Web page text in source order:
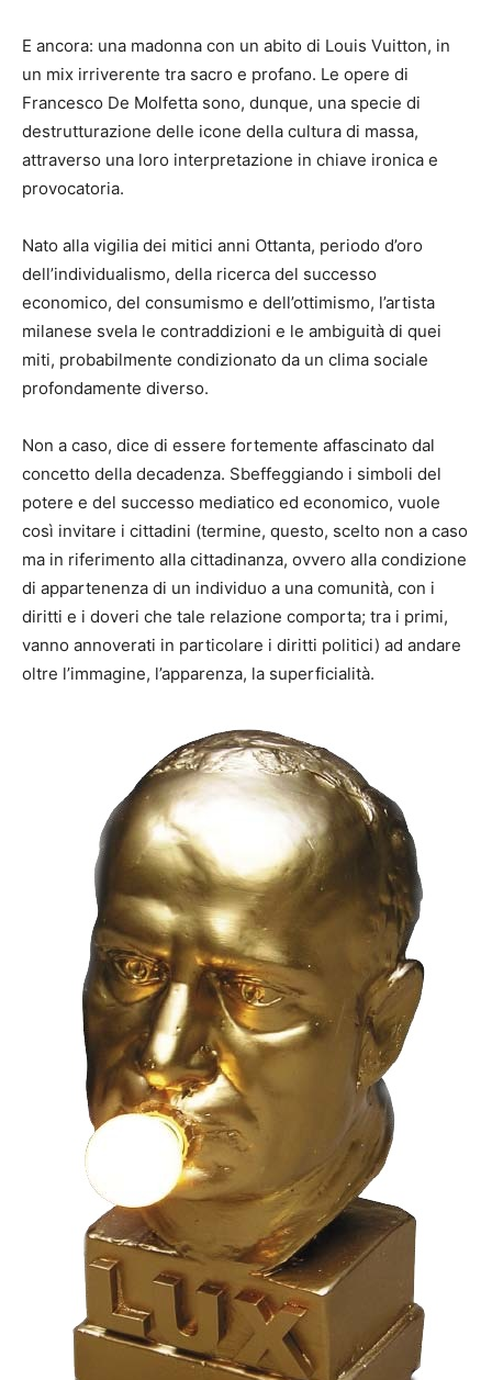
E ancora: una madonna con un abito di Louis Vuitton, in
un mix irriverente tra sacro e profano. Le opere di
Francesco De Molfetta sono, dunque, una specie di
destrutturazione delle icone della cultura di massa,
attraverso una loro interpretazione in chiave ironica e
provocatoria.
Nato alla vigilia dei mitici anni Ottanta, periodo d’oro
dell’individualismo, della ricerca del successo
economico, del consumismo e dell’ottimismo, l’artista
milanese svela le contraddizioni e le ambiguità di quei
miti, probabilmente condizionato da un clima sociale
profondamente diverso.
Non a caso, dice di essere fortemente affascinato dal
concetto della decadenza. Sbeffeggiando i simboli del
potere e del successo mediatico ed economico, vuole
così invitare i cittadini (termine, questo, scelto non a caso
ma in riferimento alla cittadinanza, ovvero alla condizione
di appartenenza di un individuo a una comunità, con i
diritti e i doveri che tale relazione comporta; tra i primi,
vanno annoverati in particolare i diritti politici) ad andare
oltre l’immagine, l’apparenza, la superficialità.